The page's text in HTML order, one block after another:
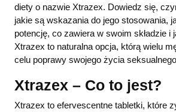
diety o nazwie Xtrazex. Dowiedz się,
jakie są wskazania do jego stosowania,
potencję, co zawiera w swoim składzie i
Xtrazex to naturalna opcja, którą wielu
celu poprawy swojego życia
Xtrazex – Co to jest?
Xtrazex to efervescentne tabletki, które